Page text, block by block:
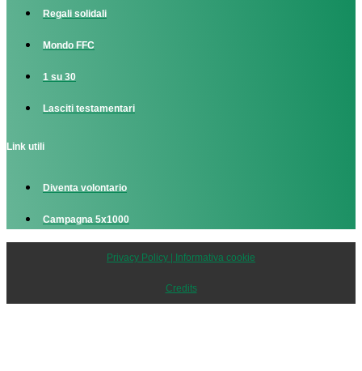
Regali solidali
Mondo FFC
1 su 30
Lasciti testamentari
Link utili
Diventa volontario
Campagna 5x1000
Privacy Policy | Informativa cookie
Credits